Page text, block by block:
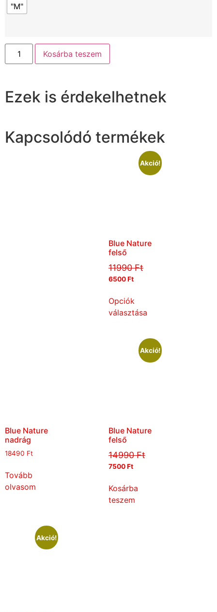
"M"
Kosárba teszem
Ezek is érdekelhetnek
Kapcsolódó termékek
Akció!
Blue Nature
felső
11990Ft
6500Ft
Opciók
választása
Blue Nature
nadrág
18490 Ft
Tovább
olvasom
Akció!
Blue Nature
felső
14990Ft
7500Ft
Kosárba
teszem
Akció!